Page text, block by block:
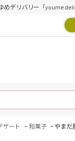
めデリバリー「youme
ザート - 和菓子 -やまだ